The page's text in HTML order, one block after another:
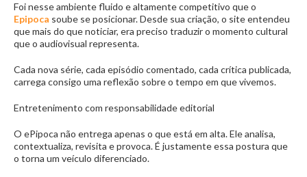
Foi nesse ambiente fluido e altamente competitivo que o
Epipoca soube se posicionar. Desde sua criação, o site entendeu
que mais do que noticiar, era preciso traduzir o momento cultural
que o audiovisual representa.
Cada nova série, cada episódio comentado, cada crítica publicada,
carrega consigo uma reflexão sobre o tempo em que vivemos.
Entretenimento com responsabilidade editorial
O ePipoca não entrega apenas o que está em alta. Ele analisa,
contextualiza, revisita e provoca. É justamente essa postura que
o torna um veículo diferenciado.